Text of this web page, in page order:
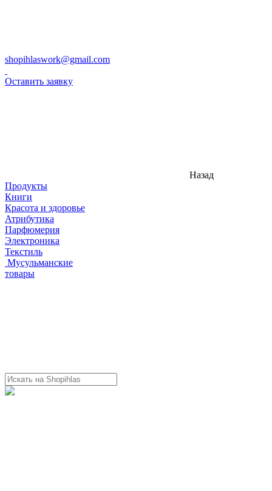
shopihlaswork@gmail.com
Оставить заявку
Назад
Продукты
Книги
Красота и здоровье
Атрибутика
Парфюмерия
Электроника
Текстиль
Мусульманские
товары